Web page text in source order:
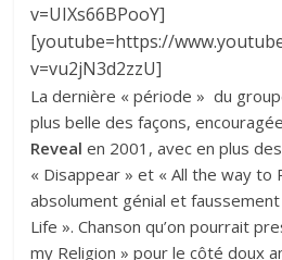
v=UIXs66BPooY]
[youtube=https://
v=vu2jN3d2zzU]
La dernière « période » du
plus belle des façons,
Reveal en 2001, avec en plus
« Disappear » et « All the way to
absolument génial et
Life ». Chanson qu’on pourrait
my Religion » pour le côté doux